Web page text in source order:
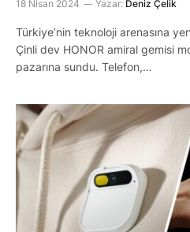
18 Nisan 2024 Yazar: Deniz Çelik
Türkiye’nin teknoloji arenasına
Çinli dev HONOR amiral gemisi
pazarına sundu. Telefon,…